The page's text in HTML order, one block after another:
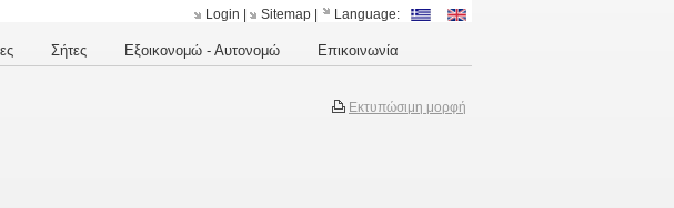
Language:
Login | Sitemap
Σήτες Εξοικονομώ - Αυτονομώ Επικοινωνία
Εκτυπώσιμη μορφή